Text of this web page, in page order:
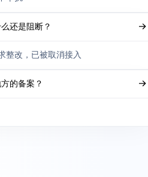
还是阻断？
整改，已被取消接入
的备案？